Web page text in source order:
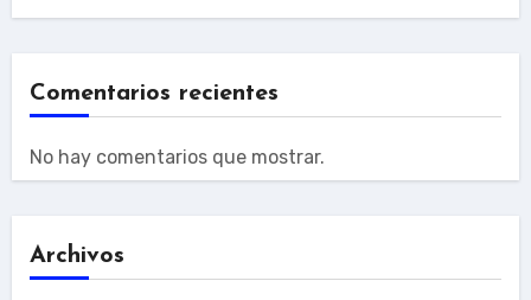
Comentarios recientes
No hay comentarios que mostrar.
Archivos